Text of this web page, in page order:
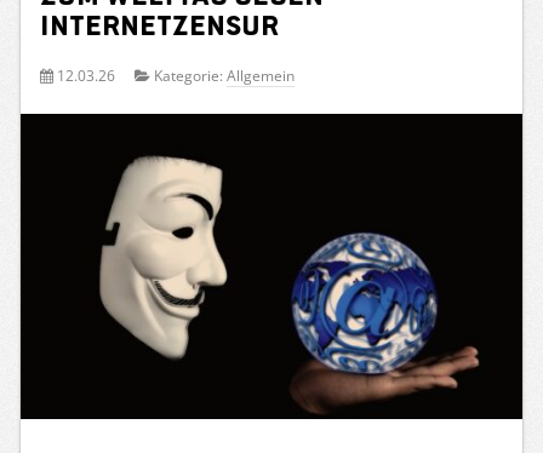
Internetzensur
12.03.26 Kategorie: Allgemein